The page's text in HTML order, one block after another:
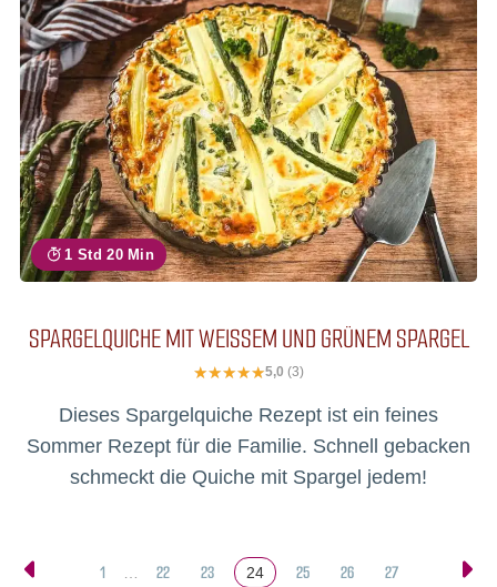
1 Std 20 Min
SPARGELQUICHE MIT WEISSEM UND GRÜNEM SPARGEL
5,0 (3)
Dieses Spargelquiche Rezept ist ein feines
Sommer Rezept für die Familie. Schnell gebacken
schmeckt die Quiche mit Spargel jedem!
1 … 22 23 24 25 26 27